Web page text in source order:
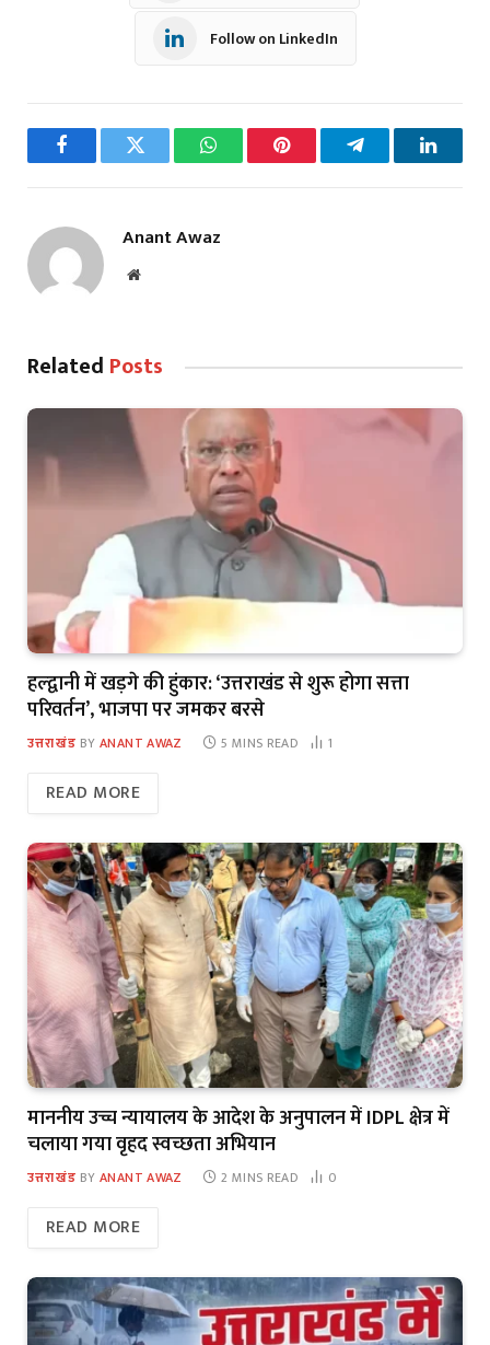
Follow on LinkedIn
FacebookTwitter WhatsAppPinterest Telegram
Anant Awaz
Website
Related Posts
हल्द्वानी में खड़गे की हुंकार: ‘उत्तराखंड से शुरू होगा सत्ता
परिवर्तन’, भाजपा पर जमकर बरसे
उत्तराखंड BY ANANT AWAZ 5 MINS READ 1
READ MORE
माननीय उच्च न्यायालय के आदेश के अनुपालन में IDPL क्षेत्र में
चलाया गया वृहद स्वच्छता अभियान
उत्तराखंड BY ANANT AWAZ 2 MINS READ 0
READ MORE